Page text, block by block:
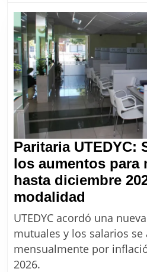
Paritaria UTEDYC:
los aumentos para
hasta diciembre
modalidad
UTEDYC:
Se
UTEDYC acordó una
mutuales y los salarios se
mensualmente por
2026.